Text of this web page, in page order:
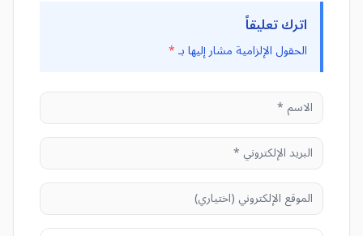
اترك تعليقاً
الحقول الإلزامية مشار إليها بـ*